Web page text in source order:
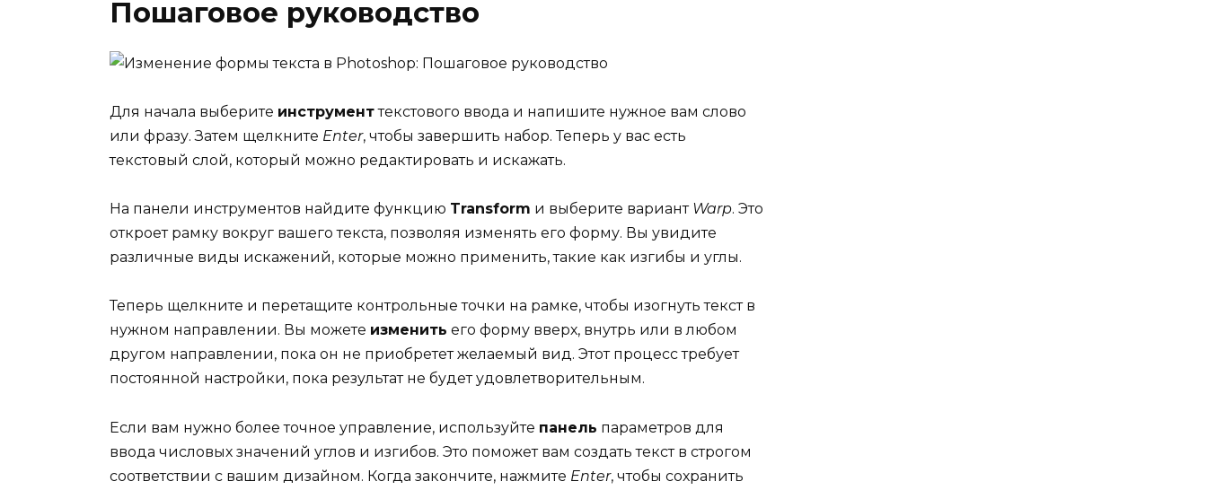
Пошаговое руководство
Для начала выберите инструменттекстового ввода и напишите нужное вам слово
или фразу. Затем щелкните Enter, чтобы завершить набор. Теперь у вас есть
текстовый слой, который можно редактировать и искажать.
На панели инструментов найдите функцию Transform и выберите вариант Warp. Это
откроет рамку вокруг вашего текста, позволяя изменять его форму. Вы увидите
различные виды искажений, которые можно применить, такие как изгибы и углы.
Теперь щелкните и перетащите контрольные точки на рамке, чтобы изогнуть текст в
нужном направлении. Вы можете изменить его форму вверх, внутрь или в любом
другом направлении, пока он не приобретет желаемый вид. Этот процесс требует
постоянной настройки, пока результат не будет удовлетворительным.
Если вам нужно более точное управление, используйте панель параметров для
ввода числовых значений углов и изгибов. Это поможет вам создать текст в строгом
соответствии с вашим дизайном. Когда закончите, нажмите Enter, чтобы сохранить